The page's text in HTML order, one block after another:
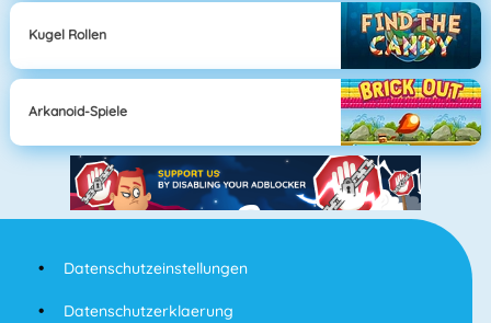
Kugel Rollen
Arkanoid-Spiele
Datenschutzeinstellungen
Datenschutzerklaerung